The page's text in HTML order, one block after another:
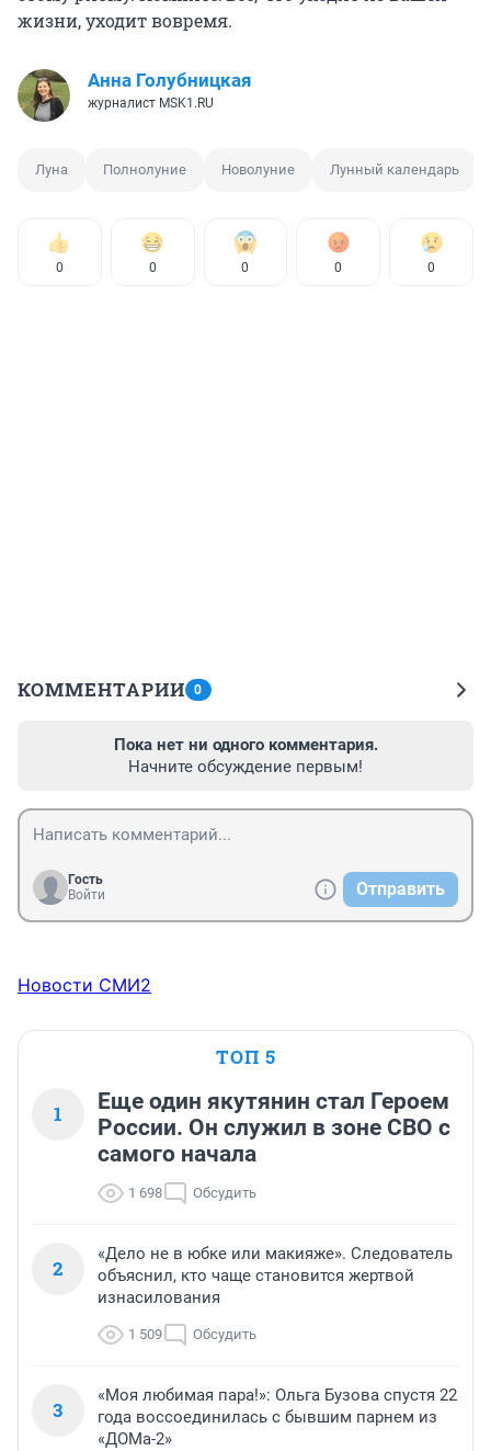
жизни, уходит вовремя.
Анна Голубницкая
журналист MSK1.RU
Луна Полнолуние Новолуние Лунный календарь
0 0 0 0 0
КОММЕНТАРИИ 0
Пока нет ни одного комментария.
Начните обсуждение первым!
Гость
Войти
Отправить
Новости СМИ2
ТОП 5
1
Еще один якутянин стал Героем
России. Он служил в зоне СВО с
самого начала
1 698 Обсудить
2
«Дело не в юбке или макияже». Следователь
объяснил, кто чаще становится жертвой
изнасилования
1 509 Обсудить
3
«Моя любимая пара!»: Ольга Бузова спустя 22
года воссоединилась с бывшим парнем из
«ДОМа-2»